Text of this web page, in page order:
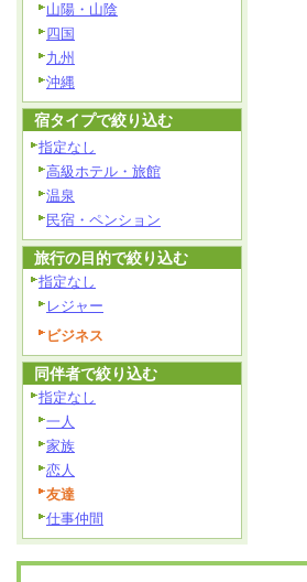
山陽・山陰
四国
九州
沖縄
宿タイプで絞り込む
指定なし
高級ホテル・旅館
温泉
民宿・ペンション
旅行の目的で絞り込む
指定なし
レジャー
ビジネス
同伴者で絞り込む
指定なし
一人
家族
恋人
友達
仕事仲間